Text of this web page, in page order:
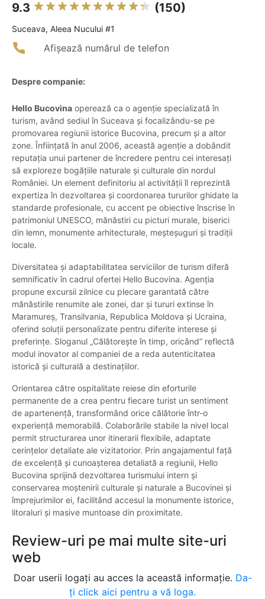
9.3 (150)
Suceava, Aleea Nucului #1
Afișează numărul de telefon
Despre companie:
Hello Bucovina operează ca o agenție specializată în
turism, având sediul în Suceava și focalizându-se pe
promovarea regiunii istorice Bucovina, precum și a altor
zone. Înființată în anul 2006, această agenție a dobândit
reputația unui partener de încredere pentru cei interesați
să exploreze bogățiile naturale și culturale din nordul
României. Un element definitoriu al activității îl reprezintă
expertiza în dezvoltarea și coordonarea tururilor ghidate la
standarde profesionale, cu accent pe obiective înscrise în
patrimoniul UNESCO, mănăstiri cu picturi murale, biserici
din lemn, monumente arhitecturale, meșteșuguri și tradiții
locale.
Diversitatea și adaptabilitatea serviciilor de turism diferă
semnificativ în cadrul ofertei Hello Bucovina. Agenția
propune excursii zilnice cu plecare garantată către
mănăstirile renumite ale zonei, dar și tururi extinse în
Maramureș, Transilvania, Republica Moldova și Ucraina,
oferind soluții personalizate pentru diferite interese și
preferințe. Sloganul „Călătorește în timp, oricând” reflectă
modul inovator al companiei de a reda autenticitatea
istorică și culturală a destinațiilor.
Orientarea către ospitalitate reiese din eforturile
permanente de a crea pentru fiecare turist un sentiment
de apartenență, transformând orice călătorie într-o
experiență memorabilă. Colaborările stabile la nivel local
permit structurarea unor itinerarii flexibile, adaptate
cerințelor detaliate ale vizitatorior. Prin angajamentul față
de excelență și cunoașterea detaliată a regiunii, Hello
Bucovina sprijină dezvoltarea turismului intern și
conservarea moștenirii culturale și naturale a Bucovinei și
împrejurimilor ei, facilitând accesul la monumente istorice,
litoraluri și masive muntoase din proximitate.
Review-uri pe mai multe site-uri
web
Doar userii logați au acces la această informație. Da-
ți click aici pentru a vă loga.